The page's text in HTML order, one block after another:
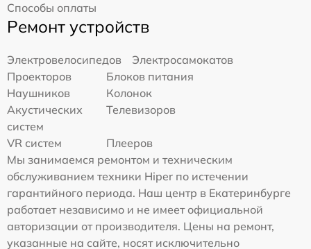
Способы оплаты
Ремонт устройств
Электровелосипедов
Электросамокатов
Проекторов
Блоков питания
Наушников
Колонок
Акустических
систем
Телевизоров
VR систем
Плееров
Мы занимаемся ремонтом и техническим
обслуживанием техники Hiper по истечении
гарантийного периода. Наш центр в Екатеринбурге
работает независимо и не имеет официальной
авторизации от производителя. Цены на ремонт,
указанные на сайте, носят исключительно